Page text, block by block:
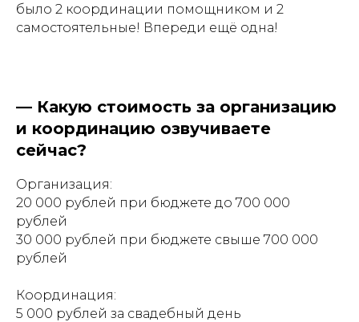
было 2 координации помощником и 2
самостоятельные! Впереди ещё одна!
— Какую стоимость за организацию
и координацию озвучиваете
сейчас?
Организация:
20 000 рублей при бюджете до 700 000
рублей
30 000 рублей при бюджете свыше 700 000
рублей
Координация:
5 000 рублей за свадебный день